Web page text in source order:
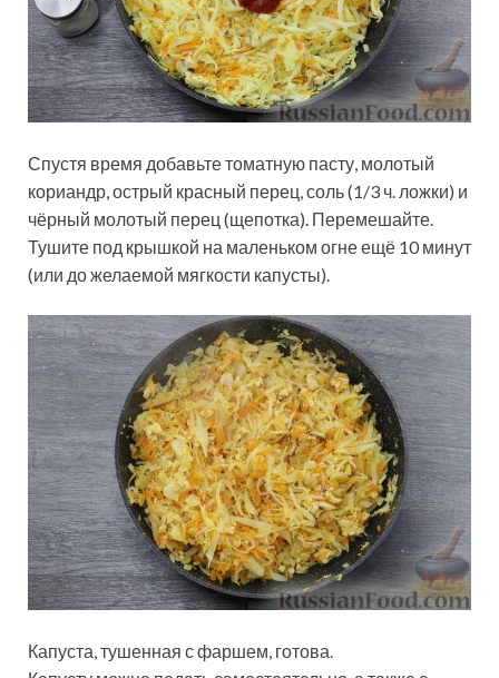
Спустя время добавьте томатную пасту, молотый
кориандр, острый красный перец, соль (1/3 ч. ложки) и
чёрный молотый перец (щепотка). Перемешайте.
Тушите под крышкой на маленьком огне ещё 10 минут
(или до желаемой мягкости капусты).
Капуста, тушенная с фаршем, готова.